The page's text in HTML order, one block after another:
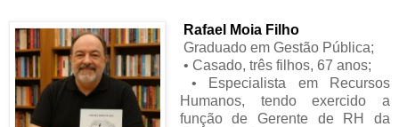
Rafael Moia Filho
Graduado em Gestão Pública;
• Casado, três filhos, 67 anos;
• Especialista em Recursos
Humanos, tendo exercido a
função de Gerente de RH da